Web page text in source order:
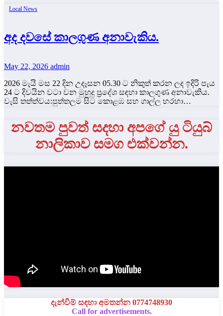
Local News
අද දවසේ කාලගුණ අනාවැකිය.
May 22, 2026 admin
2026 මැයි මස 22 දින උදෑසන 05.30 ට නිකුත් කරන ලද ඉදිරි පැය
24 ට දිවයින වටා වන මුහුදු ප්‍රදේශ සඳහා කාලගුණ අනාවැකිය.
වැසි තත්ත්වය:පුත්තලම සිට කොළඹ සහ ගාල්ල හරහා…
නවතම පුවත් සදහා අපගේ යු ටියුබ්
නාලිකාව සමග එක්වන්න.
දැන්වීම් සඳහා අමතන්න 0774748930
Call for advertisements.